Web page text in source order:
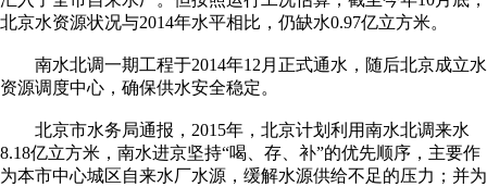
北京水资源状况与2014年水平相比，仍缺水0.97亿立方米。
南水北调一期工程于2014年12月正式通水，随后北京成立水
资源调度中心，确保供水安全稳定。
北京市水务局通报，2015年，北京计划利用南水北调来水
8.18亿立方米，南水进京坚持“喝、存、补”的优先顺序，主要作
为本市中心城区自来水厂水源，缓解水源供给不足的压力；并为